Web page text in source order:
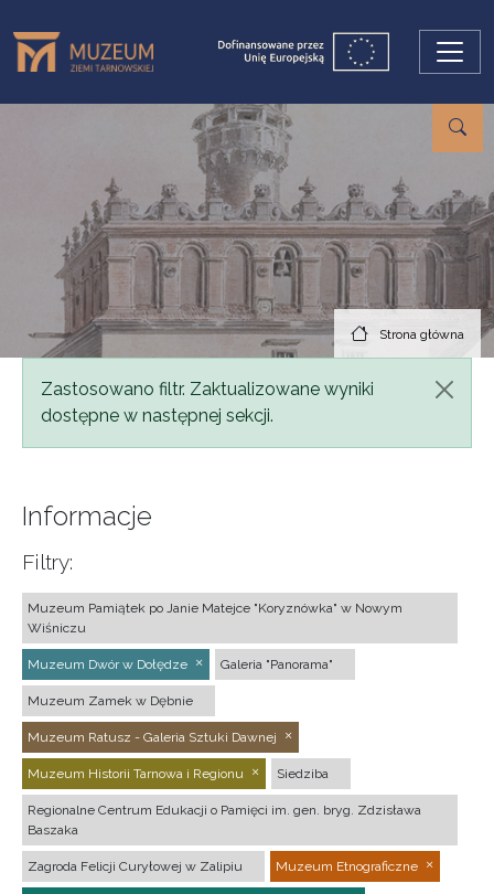
Strona główna
Komunikat
Zastosowano filtr. Zaktualizowane wyniki
dostępne w następnej sekcji.
Informacje
Filtry:
Muzeum Pamiątek po Janie Matejce "Koryznówka" w Nowym
Wiśniczu
Muzeum Dwór w Dołędze Galeria "Panorama"
Muzeum Zamek w Dębnie
Muzeum Ratusz - Galeria Sztuki Dawnej
Muzeum Historii Tarnowa i Regionu Siedziba
Regionalne Centrum Edukacji o Pamięci im. gen. bryg. Zdzisława
Baszaka
Zagroda Felicji Curyłowej w Zalipiu Muzeum Etnograficzne